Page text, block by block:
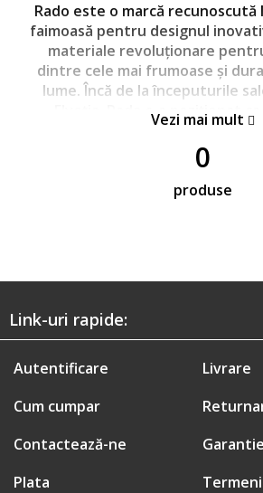
Rado este o marcă recunoscută
faimoasă pentru designul
materiale revoluționare
dintre cele mai frumoase și
lume. Încă de la începuturile
Elveția, Rado s-a poziționat
domeniului, iar filosofia mărcii
imagina, îl putem crea" este
astăzi.
http://
Vezi mai mult
0
produse
Link-uri rapide:
Autentificare
Cum cumpar
Contactează-ne
Plata
Livrare
Garantie